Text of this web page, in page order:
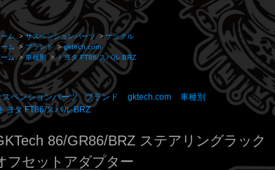
ム >サスペンションパーツ >ナックル
ム >ブランド >gktech.com
ム >車種別 >トヨタ FT86/スバル BRZ
スペンションパーツ ブランド gktech.com
車種別
ヨタ FT86/スバル BRZ
86/GR86/BRZ ステアリングラック
フセットアダプター